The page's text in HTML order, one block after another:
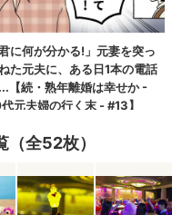
（全52枚）